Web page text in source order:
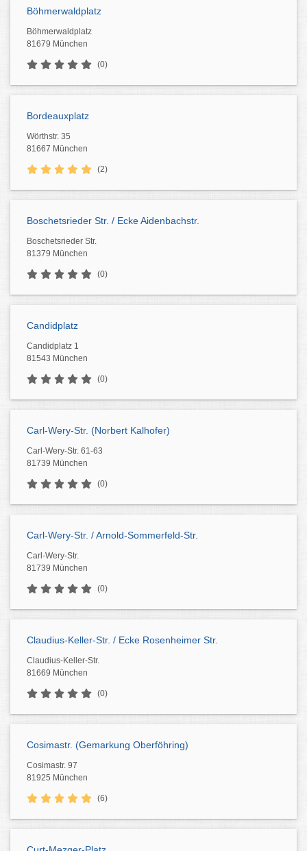
Böhmerwaldplatz
Böhmerwaldplatz
81679 München
(0)
Bordeauxplatz
Wörthstr. 35
81667 München
(2)
Boschetsrieder Str. / Ecke Aidenbachstr.
Boschetsrieder Str.
81379 München
(0)
Candidplatz
Candidplatz 1
81543 München
(0)
Carl-Wery-Str. (Norbert Kalhofer)
Carl-Wery-Str. 61-63
81739 München
(0)
Carl-Wery-Str. / Arnold-Sommerfeld-Str.
Carl-Wery-Str.
81739 München
(0)
Claudius-Keller-Str. / Ecke Rosenheimer Str.
Claudius-Keller-Str.
81669 München
(0)
Cosimastr. (Gemarkung Oberföhring)
Cosimastr. 97
81925 München
(6)